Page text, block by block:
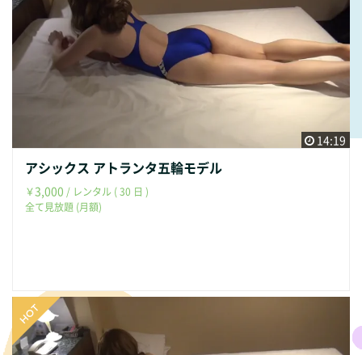
14:19
アシックス アトランタ五輪モデル
￥3,000 / レンタル ( 30 日 )
全て見放題 (月額)